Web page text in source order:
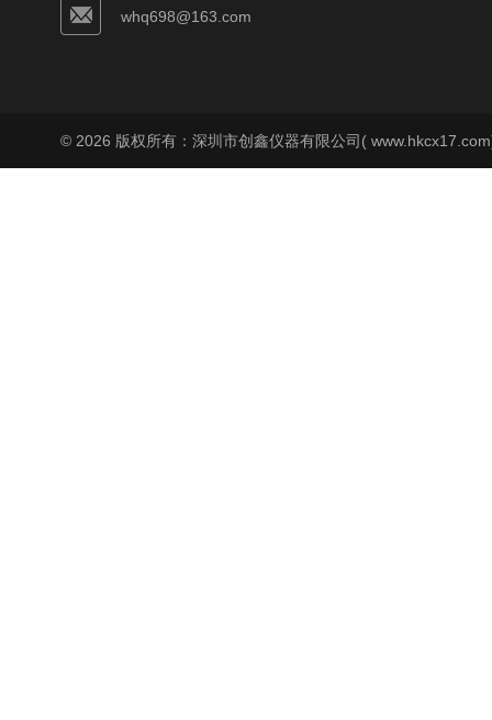
whq698@163.com
© 2026 版权所有：深圳市创鑫仪器有限公司(